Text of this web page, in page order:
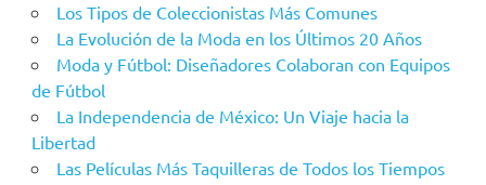
Los Tipos de Coleccionistas Más Comunes
La Evolución de la Moda en los Últimos 20 Años
Moda y Fútbol: Diseñadores Colaboran con Equipos
de Fútbol
La Independencia de México: Un Viaje hacia la
Libertad
Las Películas Más Taquilleras de Todos los Tiempos